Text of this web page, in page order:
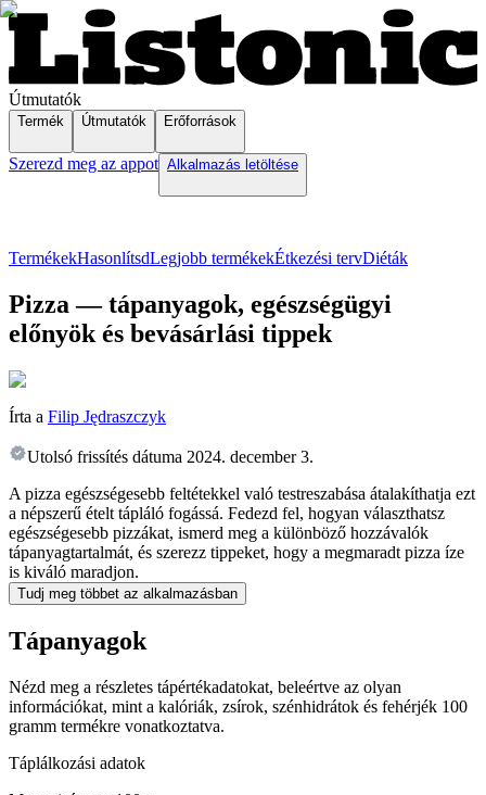
Útmutatók
Termék Útmutatók Erőforrások
Szerezd meg az appot Alkalmazás letöltése
TermékekHasonlítsdLegjobb termékekÉtkezési tervDiéták
Pizza — tápanyagok, egészségügyi
előnyök és bevásárlási tippek
Írta a Filip Jędraszczyk
Utolsó frissítés dátuma 2024. december 3.
A pizza egészségesebb feltétekkel való testreszabása átalakíthatja ezt
a népszerű ételt tápláló fogássá. Fedezd fel, hogyan választhatsz
egészségesebb pizzákat, ismerd meg a különböző hozzávalók
tápanyagtartalmát, és szerezz tippeket, hogy a megmaradt pizza íze
is kiváló maradjon.
Tudj meg többet az alkalmazásban
Tápanyagok
Nézd meg a részletes tápértékadatokat, beleértve az olyan
információkat, mint a kalóriák, zsírok, szénhidrátok és fehérjék 100
gramm termékre vonatkoztatva.
Táplálkozási adatok